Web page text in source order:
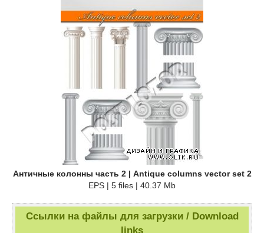
Античные колонны часть 2 | Antique columns vector set 2
EPS | 5 files | 40.37 Mb
Ссылки на файлы для загрузки / Download
links